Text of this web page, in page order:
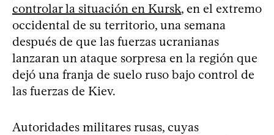
controlar la situación en Kursk, en el extremo
occidental de su territorio, una semana
después de que las fuerzas ucranianas
lanzaran un ataque sorpresa en la región que
dejó una franja de suelo ruso bajo control de
las fuerzas de Kiev.
Autoridades militares rusas, cuyas